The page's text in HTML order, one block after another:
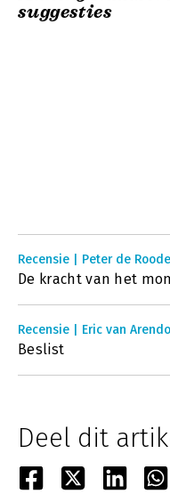
suggesties
Recensie | Peter de Roode
De kracht van het
Recensie | Eric van
Beslist
Deel dit